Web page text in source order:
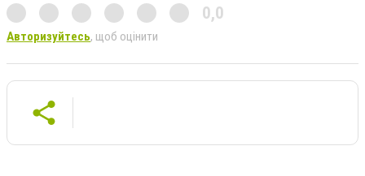
0,0
Авторизуйтесь, щоб оцінити